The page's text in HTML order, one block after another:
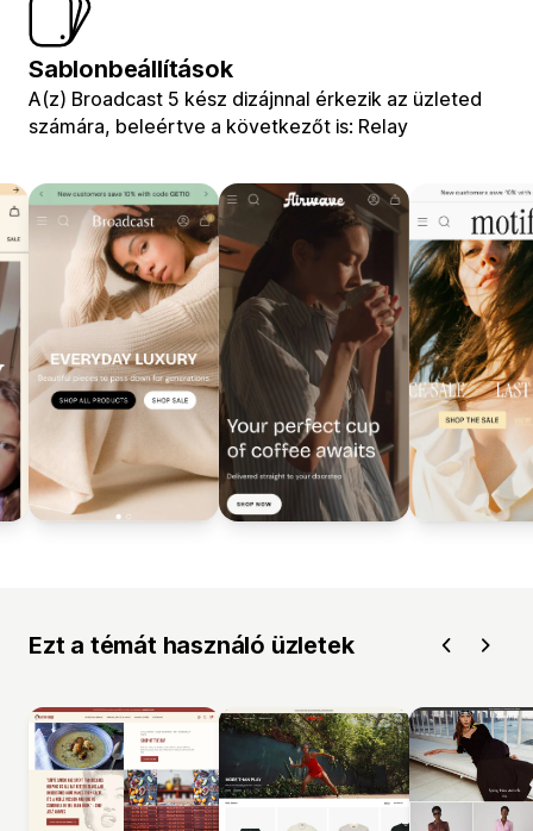
Sablonbeállítások
A(z) Broadcast 5 kész dizájnnal érkezik az üzleted
számára, beleértve a következőt is: Relay
Ezt a témát használó üzletek